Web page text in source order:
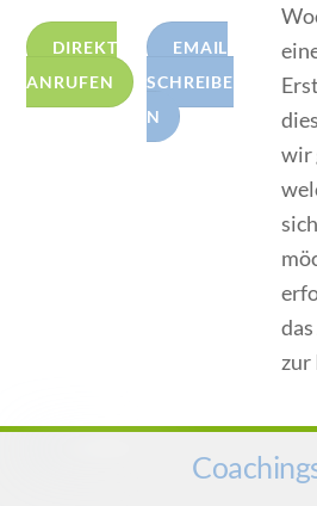
DIREKT
ANRUFEN
EMAIL
SCHREIBE
N
wir